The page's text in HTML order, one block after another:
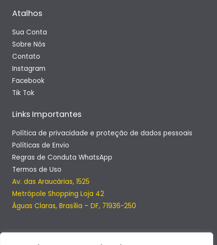
Atalhos
Sua Conta
Sobre Nós
Contato
Instagram
Facebook
Tik Tok
Links Importantes
Política de privacidade e proteção de dados pessoais
Políticas de Envio
Regras de Conduta WhatsApp
Termos de Uso
Av. das Araucárias, 1525
Metrópole Shopping Loja 42
Águas Claras, Brasília – DF, 71936-250